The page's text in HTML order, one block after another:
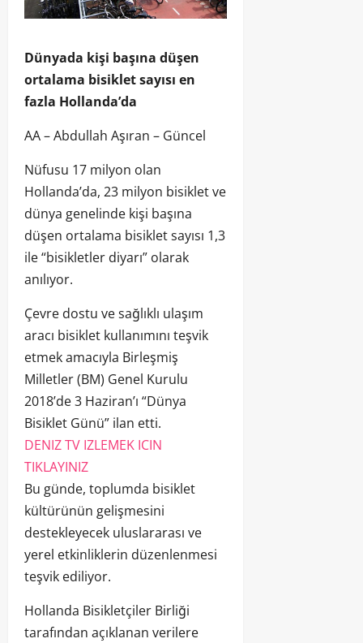
Dünyada kişi başına düşen
ortalama bisiklet sayısı en
fazla Hollanda’da
AA – Abdullah Aşıran – Güncel
Nüfusu 17 milyon olan
Hollanda’da, 23 milyon bisiklet ve
dünya genelinde kişi başına
düşen ortalama bisiklet sayısı 1,3
ile “bisikletler diyarı” olarak
anılıyor.
Çevre dostu ve sağlıklı ulaşım
aracı bisiklet kullanımını teşvik
etmek amacıyla Birleşmiş
Milletler (BM) Genel Kurulu
2018’de 3 Haziran’ı “Dünya
Bisiklet Günü” ilan etti.
DENIZ TV IZLEMEK ICIN
TIKLAYINIZ
Bu günde, toplumda bisiklet
kültürünün gelişmesini
destekleyecek uluslararası ve
yerel etkinliklerin düzenlenmesi
teşvik ediliyor.
Hollanda Bisikletçiler Birliği
tarafından açıklanan verilere